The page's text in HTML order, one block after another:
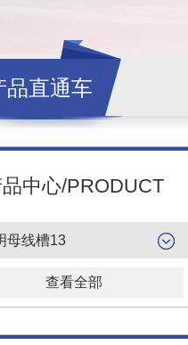
品直通车
品中心/PRODUCT
母线槽13
查看全部